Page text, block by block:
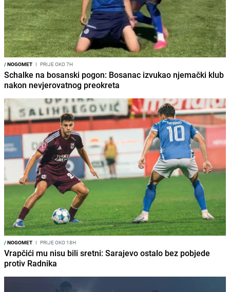
/NOGOMET I PRIJE OKO 7H
Schalke na bosanski pogon: Bosanac izvukao njemački klub
nakon nevjerovatnog preokreta
/NOGOMET I PRIJE OKO 18H
Vrapčići mu nisu bili sretni: Sarajevo ostalo bez pobjede
protiv Radnika